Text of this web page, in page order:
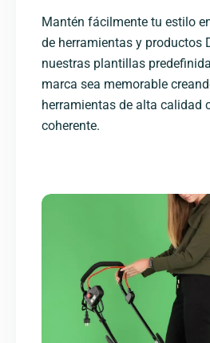
Mantén fácilmente tu estilo
de herramientas y productos
nuestras plantillas
marca sea memorable
herramientas de alta calidad
coherente.